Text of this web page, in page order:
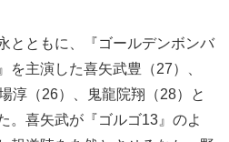
とともに、『ゴールデンボンバ
を主演した喜矢武豊（27）、
淳（26）、鬼龍院翔（28）と
。喜矢武が『ゴルゴ13』のよ